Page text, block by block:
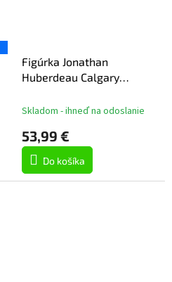
Figúrka Jonathan
Huberdeau Calgary
McFarlane's
Skladom - ihneď na odoslanie
53,99 €
Do košíka